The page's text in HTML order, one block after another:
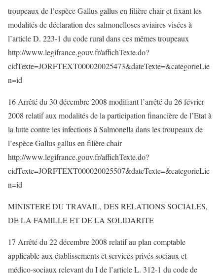
troupeaux de l’espèce Gallus gallus en filière chair et fixant les
modalités de déclaration des salmonelloses aviaires visées à
l’article D. 223-1 du code rural dans ces mêmes troupeaux
http://www.legifrance.gouv.fr/affichTexte.do?
cidTexte=JORFTEXT000020025473&dateTexte=&categorieLie
n=id
16 Arrêté du 30 décembre 2008 modifiant l’arrêté du 26 février
2008 relatif aux modalités de la participation financière de l’Etat à
la lutte contre les infections à Salmonella dans les troupeaux de
l’espèce Gallus gallus en filière chair
http://www.legifrance.gouv.fr/affichTexte.do?
cidTexte=JORFTEXT000020025507&dateTexte=&categorieLie
n=id
MINISTERE DU TRAVAIL, DES RELATIONS SOCIALES,
DE LA FAMILLE ET DE LA SOLIDARITE
17 Arrêté du 22 décembre 2008 relatif au plan comptable
applicable aux établissements et services privés sociaux et
médico-sociaux relevant du I de l’article L. 312-1 du code de